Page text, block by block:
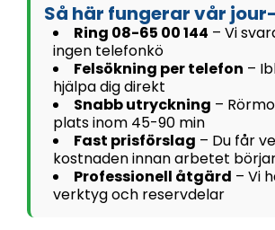
Så här fungerar vår
Ring 08-65 00 144 – Vi
ingen telefonkö
Felsökning per telefon –
hjälpa dig direkt
Snabb utryckning –
plats inom 45-90 min
Fast prisförslag – Du får
kostnaden innan arbetet
Professionell åtgärd – Vi
verktyg och reservdelar